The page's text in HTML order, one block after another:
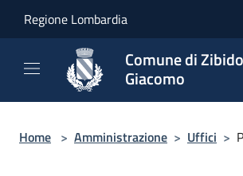
Regione Lombardia
Comune di
Giacomo
Home > Amministrazione > Uffici >